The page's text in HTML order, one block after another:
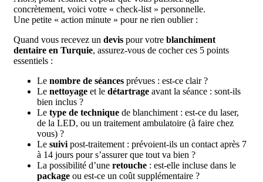
concrètement, voici votre « check-list » personnelle.
Une petite « action minute » pour ne rien oublier :
Quand vous recevez un devis pour votre blanchiment
dentaire en Turquie, assurez-vous de cocher ces 5 points
essentiels :
Le nombre de séances prévues : est-ce clair ?
Le nettoyage et le détartrage avant la séance : sont-ils
bien inclus ?
Le type de technique de blanchiment : est-ce du laser,
de la LED, ou un traitement ambulatoire (à faire chez
vous) ?
Le suivipost-traitement : prévoient-ils un contact après 7
à 14 jours pour s’assurer que tout va bien ?
La possibilité d’une retouche : est-elle incluse dans le
package ou est-ce un coût supplémentaire ?